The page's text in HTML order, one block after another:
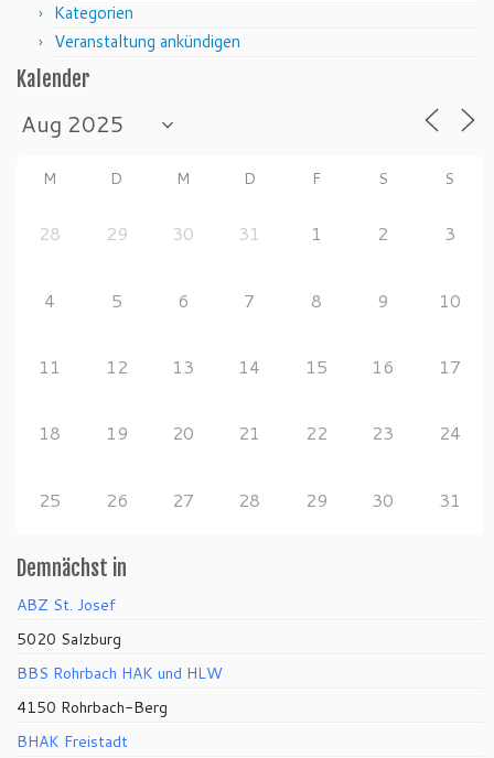
Kategorien
Veranstaltung ankündigen
Kalender
M D M D F S S
28 29 30 31 1 2 3
4 5 6 7 8 9 10
11 12 13 14 15 16 17
18 19 20 21 22 23 24
25 26 27 28 29 30 31
Demnächst in
ABZ St. Josef
5020 Salzburg
BBS Rohrbach HAK und HLW
4150 Rohrbach-Berg
BHAK Freistadt